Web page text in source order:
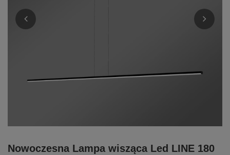
Nowoczesna Lampa wisząca Led LINE 180